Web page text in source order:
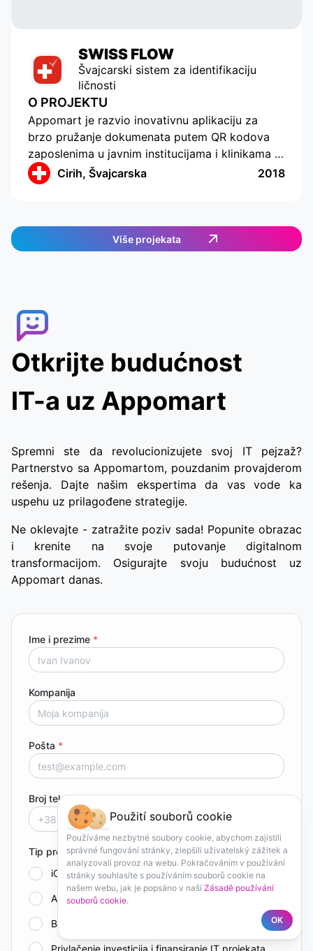
SWISS FLOW
Švajcarski sistem za identifikaciju
ličnosti
O PROJEKTU
Appomart je razvio inovativnu aplikaciju za
brzo pružanje dokumenata putem QR kodova
zaposlenima u javnim institucijama i klinikama u
Švajcarskoj. Aplikacija omogućava pogodan
pregled zahteva za pristup ličnim podacima i
dobijaju pogodan alat za dobijanje ličnih
podataka, što štedi vreme i resurse. Sistem je
Cirih, Švajcarska 2018
Više projekata
Otkrijte budućnost
IT-a uz Appomart
Spremni ste da revolucionizujete svoj IT pejzaž?
Partnerstvo sa Appomartom, pouzdanim provajderom
rešenja. Dajte našim ekspertima da vas vode ka
uspehu uz prilagođene strategije.
Ne oklevajte - zatražite poziv sada! Popunite obrazac
i krenite na svoje putovanje digitalnom
transformacijom. Osigurajte svoju budućnost uz
Appomart danas.
Ime i prezime *
Kompanija
Pošta *
Broj telefona
Tip projekta
iOS aplikacija
Android aplikacija
Backend (API)
Použití souborů cookie
Používáme nezbytné soubory cookie, abychom zajistili
správné fungování stránky, zlepšili uživatelský zážitek a
analyzovali provoz na webu. Pokračováním v používání
stránky souhlasíte s používáním souborů cookie na
našem webu, jak je popsáno v naší Zásadě používání
souborů cookie.
OK